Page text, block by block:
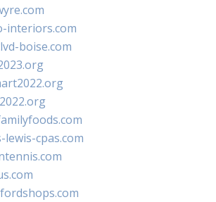
interiors.com
boise.com
lewis-cpas.com